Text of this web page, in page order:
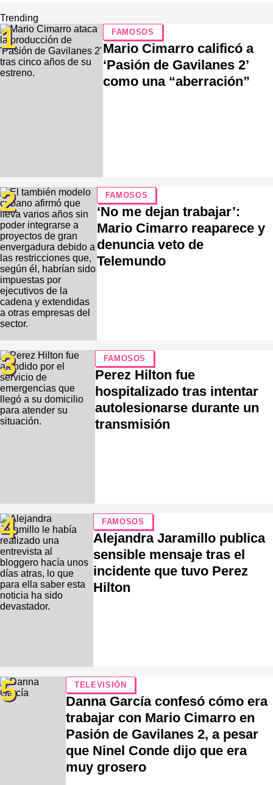
Trending
1 FAMOSOS
Mario Cimarro calificó a
‘Pasión de Gavilanes 2’
como una “aberración”
2 FAMOSOS
‘No me dejan trabajar’:
Mario Cimarro reaparece y
denuncia veto de
Telemundo
3 FAMOSOS
Perez Hilton fue
hospitalizado tras intentar
autolesionarse durante un
transmisión
4 FAMOSOS
Alejandra Jaramillo publica
sensible mensaje tras el
incidente que tuvo Perez
Hilton
5 TELEVISIÓN
Danna García confesó cómo era
trabajar con Mario Cimarro en
Pasión de Gavilanes 2, a pesar
que Ninel Conde dijo que era
muy grosero